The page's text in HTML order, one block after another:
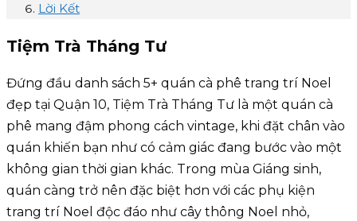
Lời Kết
Tiệm Trà Tháng Tư
Đứng đầu danh sách 5+ quán cà phê trang trí Noel
đẹp tại Quận 10, Tiệm Trà Tháng Tư là một quán cà
phê mang đậm phong cách vintage, khi đặt chân vào
quán khiến bạn như có cảm giác đang bước vào một
không gian thời gian khác. Trong mùa Giáng sinh,
quán càng trở nên đặc biệt hơn với các phụ kiện
trang trí Noel độc đáo như cây thông Noel nhỏ,